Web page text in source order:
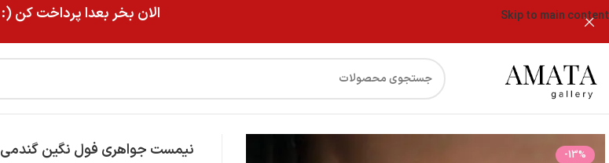
Skip to main content الان بخر بعدا پرداخت کن (:
-13%
نیمست جواهری فول نگین گندمی